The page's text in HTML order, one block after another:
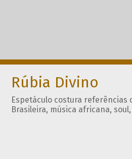
Rúbia Divino
Espetáculo costura referências
Brasileira, música africana,